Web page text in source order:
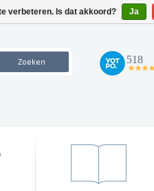
Zoeken 518
verbeteren. Is dat akkoord? Ja